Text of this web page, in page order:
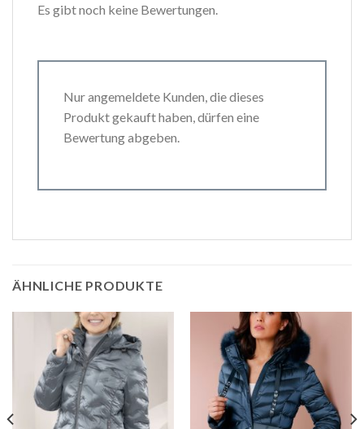
Es gibt noch keine Bewertungen.
Nur angemeldete Kunden, die dieses
Produkt gekauft haben, dürfen eine
Bewertung abgeben.
ÄHNLICHE PRODUKTE